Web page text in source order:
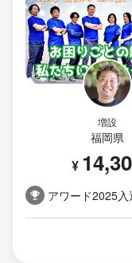
増設
福岡県
¥
アワード2025入